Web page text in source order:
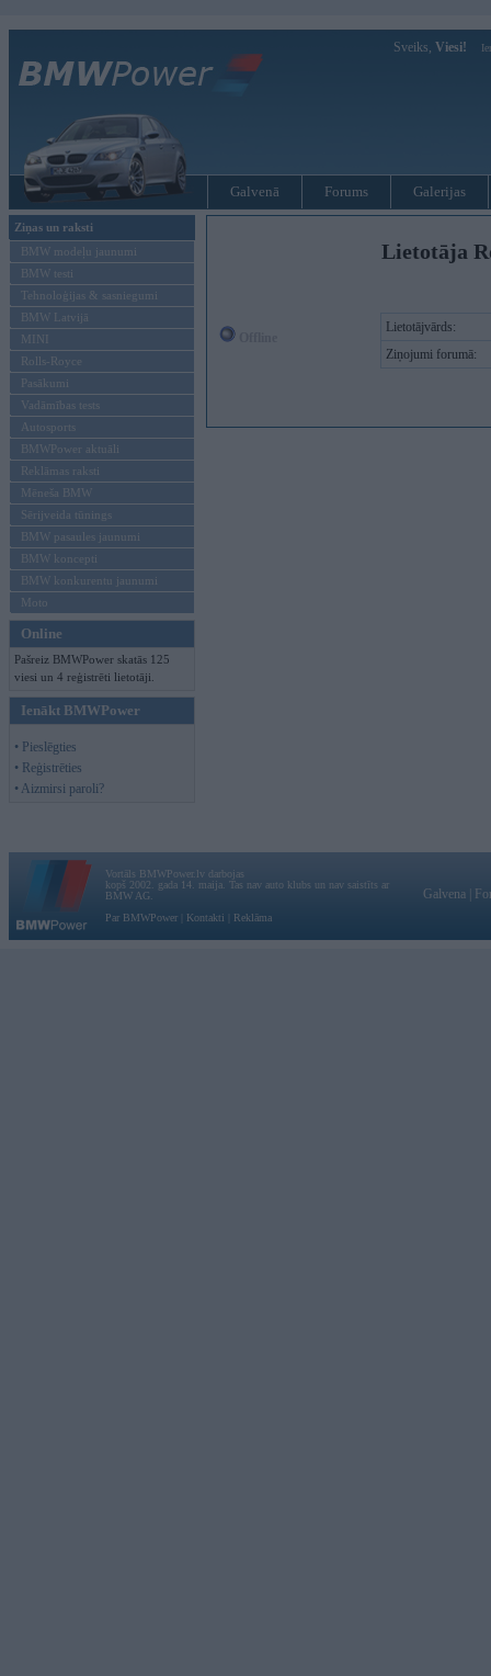
Sveiks, Viesi!
Galvenā Forums Galerijas
Ziņas un raksti
BMW modeļu jaunumi
BMW testi
Tehnoloģijas & sasniegumi
BMW Latvijā
MINI
Rolls-Royce
Pasākumi
Vadāmības tests
Autosports
BMWPower aktuāli
Reklāmas raksti
Mēneša BMW
Sērijveida tūnings
BMW pasaules jaunumi
BMW koncepti
BMW konkurentu jaunumi
Moto
Online
Pašreiz BMWPower skatās 125
viesi un 4 reģistrēti lietotāji.
Ienākt BMWPower
• Pieslēgties
• Reģistrēties
• Aizmirsi paroli?
Lietotāja
Lietotājvārds:
Ziņojumi forumā:
Vortāls BMWPower.lv darbojas
kopš 2002. gada 14. maija. Tas nav auto klubs un nav saistīts ar
BMW AG.
Par BMWPower
Kontakti Reklāma
Galvena